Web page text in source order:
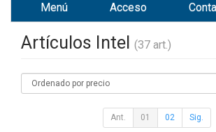
Menú Acceso
Artículos Intel (37 art.)
Ant. 01 02 Sig.